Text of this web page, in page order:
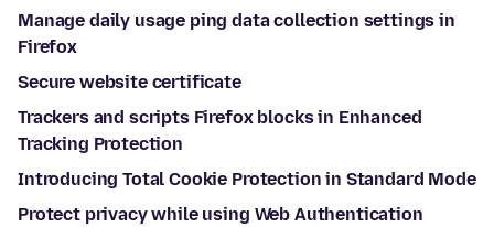
Manage daily usage ping data collection settings in
Firefox
Secure website certificate
Trackers and scripts Firefox blocks in Enhanced
Tracking Protection
Introducing Total Cookie Protection in Standard Mode
Protect privacy while using Web Authentication